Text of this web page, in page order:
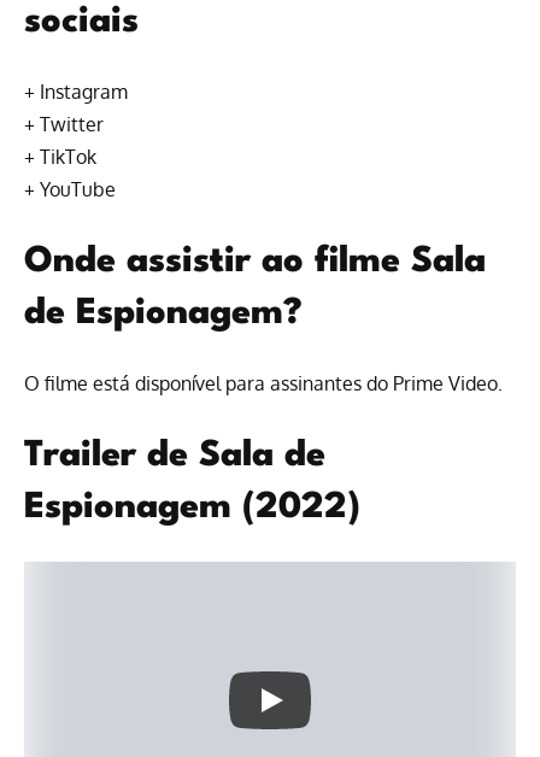
sociais
+ Instagram
+ Twitter
+ TikTok
+ YouTube
Onde assistir ao filme Sala
de Espionagem?
O filme está disponível para assinantes do Prime Video.
Trailer de Sala de
Espionagem (2022)